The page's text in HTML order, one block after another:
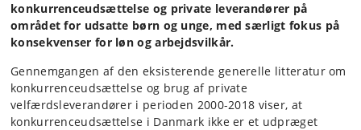
konkurrenceudsættelse og private leverandører på
området for udsatte børn og unge, med særligt fokus på
konsekvenser for løn og arbejdsvilkår.
Gennemgangen af den eksisterende generelle litteratur om
konkurrenceudsættelse og brug af private
velfærdsleverandører i perioden 2000-2018 viser, at
konkurrenceudsættelse i Danmark ikke er et udpræget